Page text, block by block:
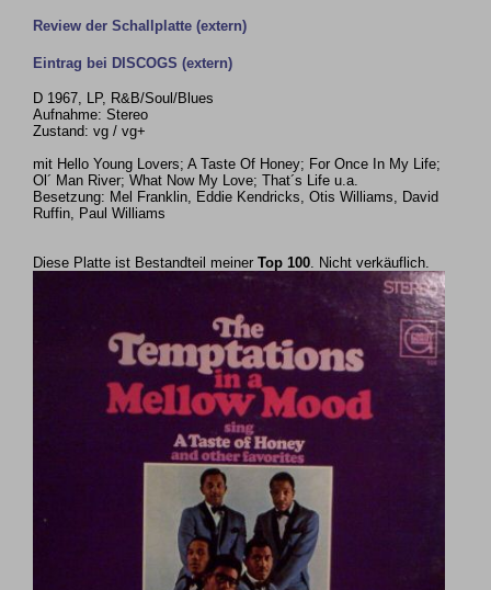
Review der Schallplatte (extern)
Eintrag bei DISCOGS (extern)
D 1967, LP, R&B/Soul/Blues
Aufnahme: Stereo
Zustand: vg / vg+
mit Hello Young Lovers; A Taste Of Honey; For Once In My Life;
Ol´ Man River; What Now My Love; That´s Life u.a.
Besetzung: Mel Franklin, Eddie Kendricks, Otis Williams, David
Ruffin, Paul Williams
Diese Platte ist Bestandteil meinerTop 100. Nicht verkäuflich.